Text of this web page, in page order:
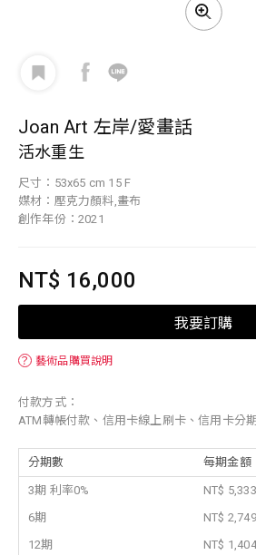
Joan Art 左岸/愛畫話
活水重生
尺寸：53x65 cm 15 F
媒材：壓克力顏料,畫布
創作年份：2021
NT$ 16,000
我要訂購
？ 藝術品購買說明
付款方式：
ATM轉帳付款、信用卡線上刷卡、信用卡分期
分期數 每期金額
3期 利率0%
NT$ 5,333
6期
NT$ 2,749
12期
NT$ 1,404